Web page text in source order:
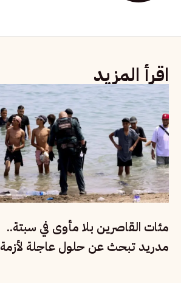
اقرأ المزيد
مئات القاصرين بلا مأوى في سبتة..
مدريد تبحث عن حلول عاجلة لأزمة